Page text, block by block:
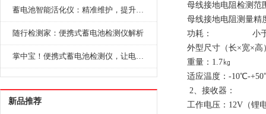
蓄电池智能活化仪：精准维护，提升电池健康状态
随行检测家：便携式蓄电池检测仪解析
掌中宝！便携式蓄电池检测仪，让电池检测变得简单又快捷！
新品推荐
母线接地电阻检测范
母线接地电阻测量精
功耗： 小于
外型尺寸（长×宽×高
重量：1.7㎏
适应温度：-10℃-
2、接收器：
工作电压：12V（锂